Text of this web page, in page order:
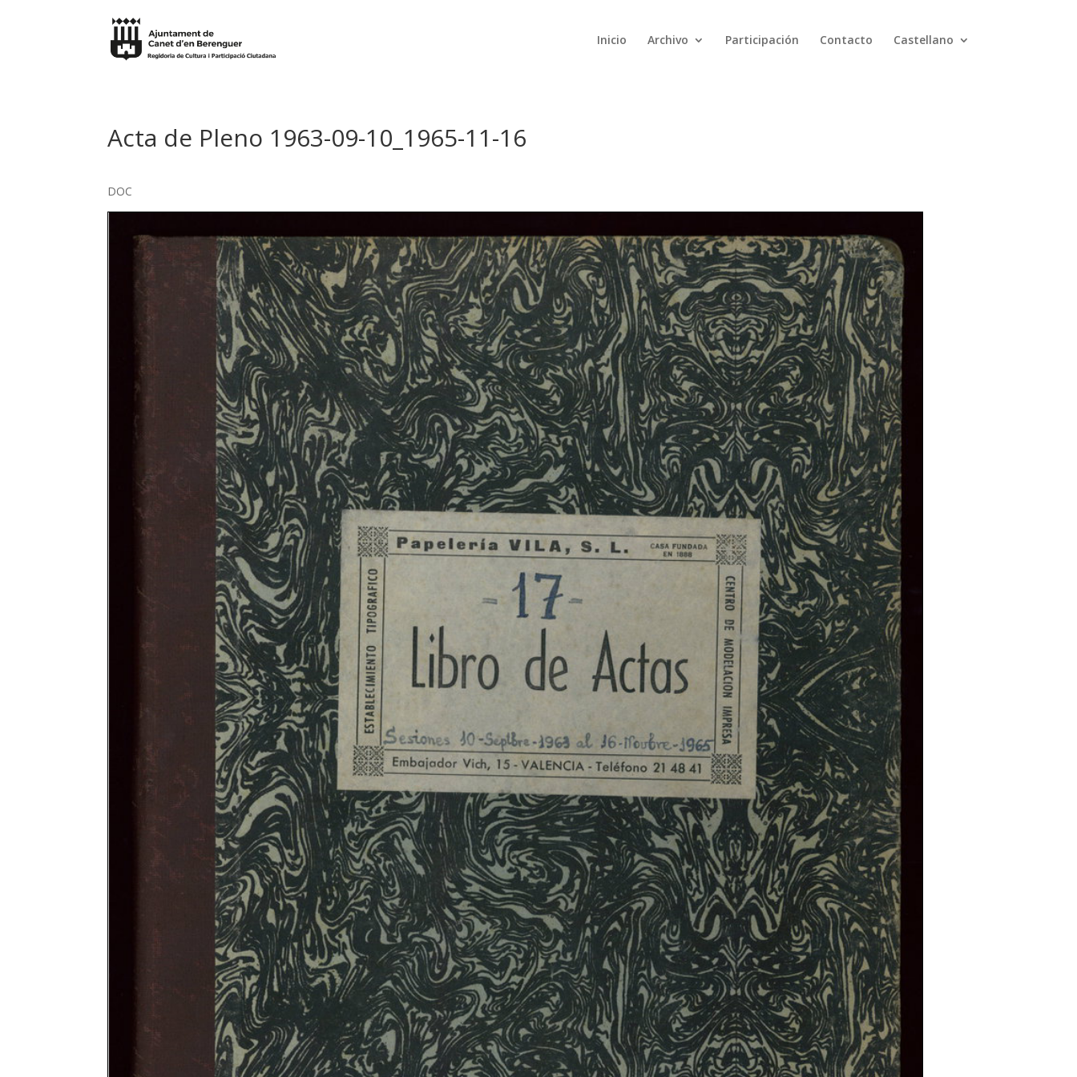
Inicio Archivo Participación Contacto Castellano
Acta de Pleno 1963-09-10_1965-11-16
DOC